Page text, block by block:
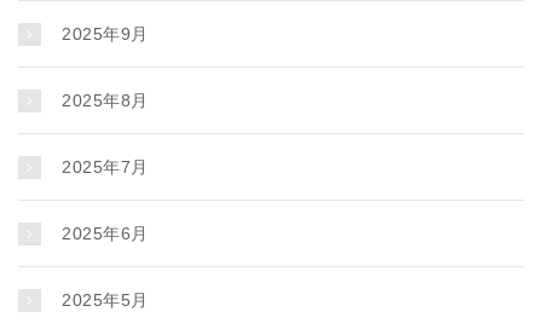
2025年9月
2025年8月
2025年7月
2025年6月
2025年5月